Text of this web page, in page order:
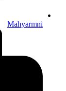
Mahyarmni